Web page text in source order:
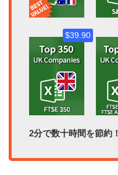
$39.90
2分で数十時間を節約！